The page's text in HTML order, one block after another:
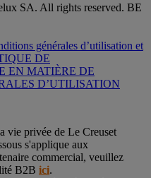
SA. All rights reserved. BE
générales d’utilisation et
DE
EN MATIÈRE DE
D’UTILISATION
vie privée de Le Creuset
s'applique aux
commercial, veuillez
B2B ici.